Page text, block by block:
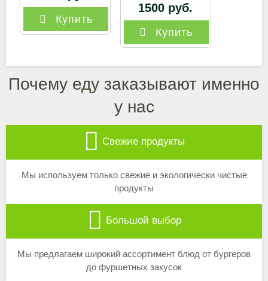
Купить
1500 руб.
Купить
Почему еду заказывают именно
у нас
Свежие продукты
Мы используем только свежие и экологически чистые
продукты
Большой выбор
Мы предлагаем широкий ассортимент блюд от бургеров
до фуршетных закусок